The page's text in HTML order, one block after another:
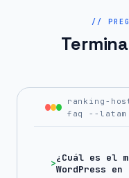
//
ranking-
faq --latam
¿Cuál es el
WordPress en